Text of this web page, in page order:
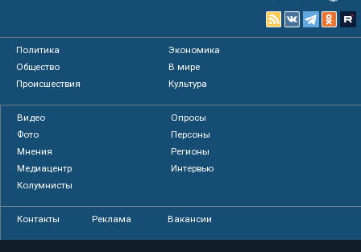
Политика
Экономика
Общество
В мире
Происшествия
Культура
Видео
Опросы
Фото
Персоны
Мнения
Регионы
Медиацентр
Интервью
Колумнисты
Контакты Реклама Вакансии